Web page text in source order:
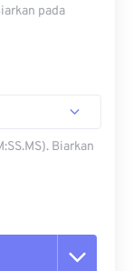
pada
Biarkan